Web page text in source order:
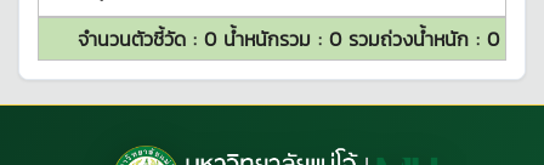
จำนวนตัวชี้วัด : 0 น้ำหนักรวม : 0 รวมถ่วงน้ำหนัก : 0